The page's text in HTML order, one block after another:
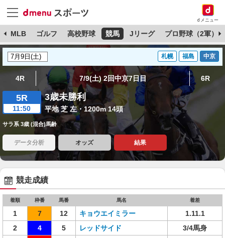
dメニュー
MLB ゴルフ 高校野球 競馬 Jリーグ プロ野球（2軍）
札幌 福島 中京
4R 7/9(土) 2回中京7日目 6R
5R
11:50
3歳未勝利
平地 芝 左・1200m 14頭
サラ系 3歳 (混合)馬齢
データ分析 オッズ 結果
競走成績
着順 枠番 馬番 馬名 着差
1 7 12 キョウエイミラー
1.11.1
2
4 5 レッドサイド
3/4馬身